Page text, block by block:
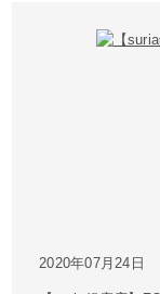
2020年07月24日